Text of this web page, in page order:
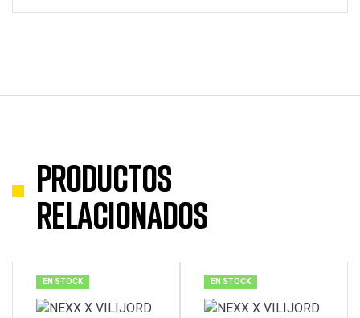
Productos
relacionados
EN STOCK EN STOCK